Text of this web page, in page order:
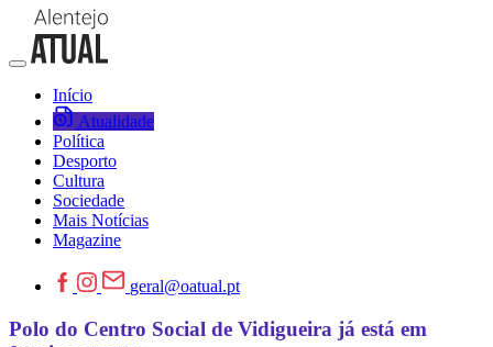
Início
Atualidade
Política
Desporto
Cultura
Sociedade
Mais Notícias
Magazine
geral@oatual.pt
Polo do Centro Social de Vidigueira já está em